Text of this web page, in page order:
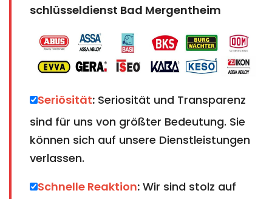
schlüsseldienst Bad Mergentheim
Seriösität: Seriosität und Transparenz
sind für uns von größter Bedeutung. Sie
können sich auf unsere Dienstleistungen
verlassen.
Schnelle Reaktion: Wir sind stolz auf